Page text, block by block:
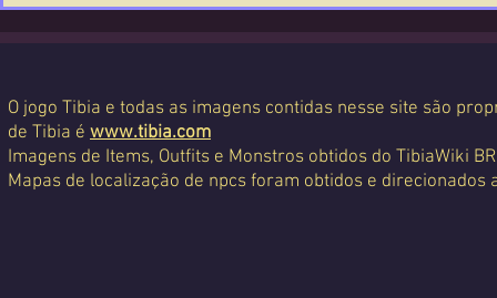
O jogo Tibia e todas as imagens contidas nesse site são
de Tibia é www.tibia.com
Imagens de Items, Outfits e Monstros obtidos do TibiaWiki
Mapas de localização de npcs foram obtidos e direcionados